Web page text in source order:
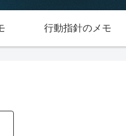
行動指針のメモ